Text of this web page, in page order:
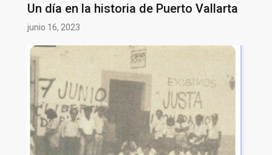
Un día en la historia de Puerto Vallarta
junio 16, 2023